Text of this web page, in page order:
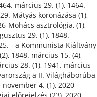
március 29. (1), 1464.
Mátyás koronázása (1),
Mohács asztrológia, (1),
29. (1), 1848.
- a Kommunista Kiáltvány
, 1848. március 15. (4),
28. (1), 1941. március
a II. Világháborúba
november 4. (1), 2020